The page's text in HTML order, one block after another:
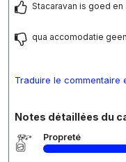
Stacaravan is goed
qua accomodatie
Traduire le commentaire
Notes détaillées du
Propreté